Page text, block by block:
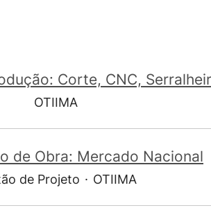
Corte, CNC,
OTIIMA
de Obra: Mercado Nacional
de Projeto · OTIIMA